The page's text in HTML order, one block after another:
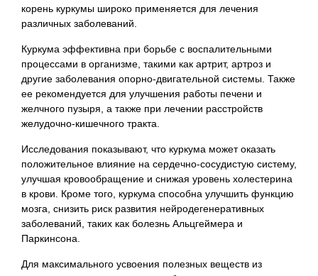
корень куркумы широко применяется для лечения
различных заболеваний.
Куркума эффективна при борьбе с воспалительными
процессами в организме, такими как артрит, артроз и
другие заболевания опорно-двигательной системы. Также
ее рекомендуется для улучшения работы печени и
желчного пузыря, а также при лечении расстройств
желудочно-кишечного тракта.
Исследования показывают, что куркума может оказать
положительное влияние на сердечно-сосудистую систему,
улучшая кровообращение и снижая уровень холестерина
в крови. Кроме того, куркума способна улучшить функцию
мозга, снизить риск развития нейродегенеративных
заболеваний, таких как болезнь Альцгеймера и
Паркинсона.
Для максимального усвоения полезных веществ из